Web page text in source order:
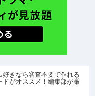
きなら審査不要で作れる
がオススメ！編集部が厳